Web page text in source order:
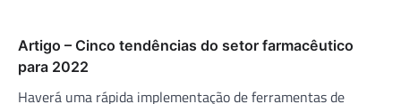
Artigo – Cinco tendências do setor farmacêutico
para 2022
Haverá uma rápida implementação de ferramentas de